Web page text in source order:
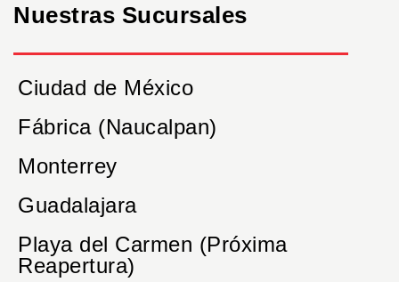
Nuestras Sucursales
Ciudad de México
Fábrica (Naucalpan)
Monterrey
Guadalajara
Playa del Carmen (Próxima
Reapertura)